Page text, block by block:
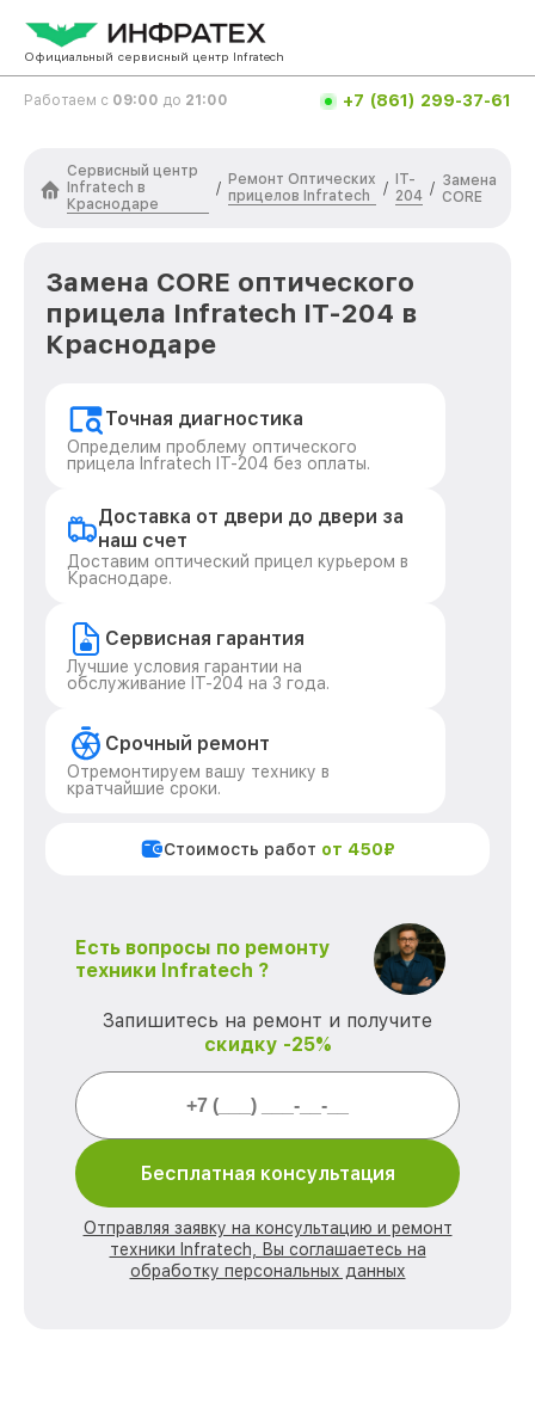
Официальный сервисный центр Infratech
Работаем с 09:00 до 21:00 +7 (861) 299-37-61
Сервисный центр
Infratech в
Краснодаре
/
Ремонт Оптических
прицелов Infratech
/
IT-
204 / Замена
CORE
Замена CORE оптического
прицела Infratech IT-204 в
Краснодаре
Точная диагностика
Определим проблему оптического
прицела Infratech IT-204 без оплаты.
Доставка от двери до двери за
наш счет
Доставим оптический прицел курьером в
Краснодаре.
Сервисная гарантия
Лучшие условия гарантии на
обслуживание IT-204 на 3 года.
Срочный ремонт
Отремонтируем вашу технику в
кратчайшие сроки.
Стоимость работ от 450₽
Есть вопросы по ремонту
техники Infratech ?
Запишитесь на ремонт и получите
скидку -25%
Бесплатная консультация
Отправляя заявку на консультацию и ремонт
техники Infratech, Вы соглашаетесь на
обработку персональных данных